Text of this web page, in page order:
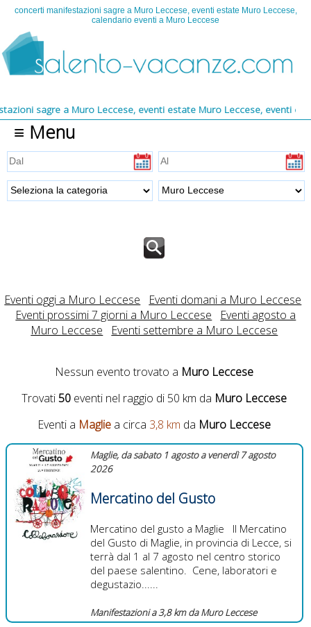
concerti manifestazioni sagre a Muro Leccese, eventi estate Muro Leccese,
calendario eventi a Muro Leccese
a Muro Leccese, eventi estate Muro Leccese, eventi estate 2026,
≡ Menu
Eventi oggi a Muro Leccese
Eventi domani a Muro Leccese
Eventi prossimi 7 giorni a Muro Leccese
Eventi agosto a
Muro Leccese
Eventi settembre a Muro Leccese
Nessun evento trovato a Muro Leccese
Trovati50 eventi nel raggio di 50 km da Muro Leccese
Eventi a Maglie a circa 3,8 km da Muro Leccese
Maglie, da sabato 1 agosto a venerdì 7 agosto
2026
Mercatino del Gusto
Mercatino del gusto a Maglie Il Mercatino
del Gusto di Maglie, in provincia di Lecce, si
terrà dal 1 al 7 agosto nel centro storico
del paese salentino. Cene, laboratori e
degustazio......
Manifestazioni a 3,8 km da Muro Leccese